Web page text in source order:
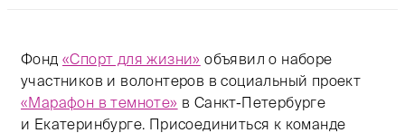
Фонд «Спорт для жизни» объявил о наборе
участников и волонтеров в социальный проект
«Марафон в темноте» в Санкт-Петербурге
и Екатеринбурге. Присоединиться к команде